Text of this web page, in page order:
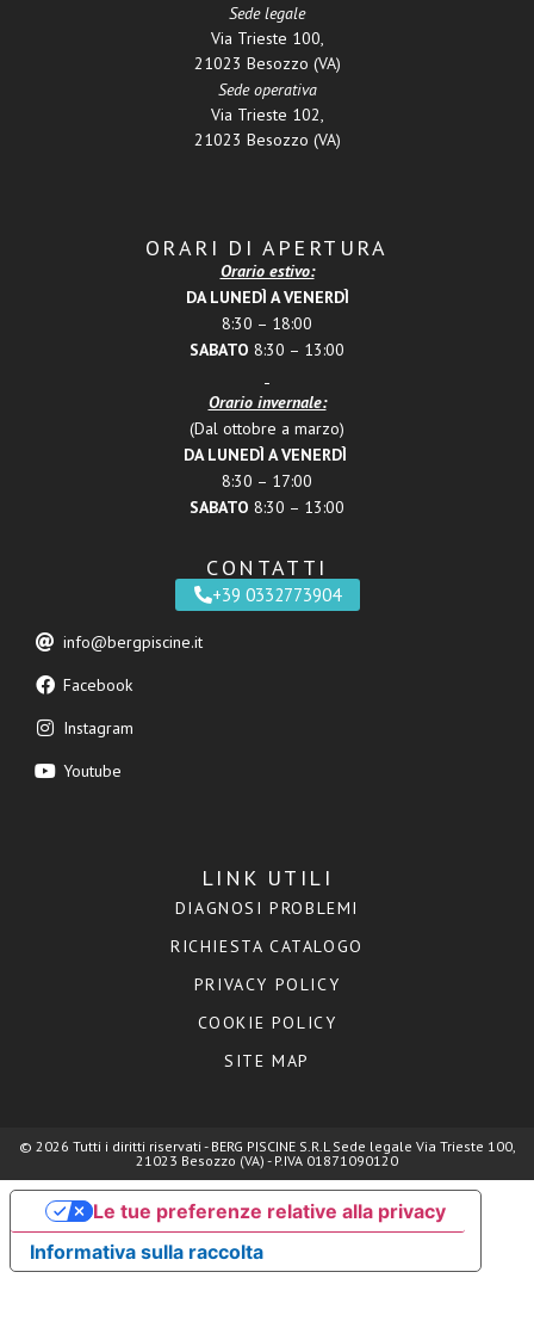
Sede legale
Via Trieste 100,
21023 Besozzo (VA)
Sede operativa
Via Trieste 102,
21023 Besozzo (VA)
ORARI DI APERTURA
Orario estivo:
DA LUNEDÌ A VENERDÌ
8:30 – 18:00
SABATO 8:30 – 13:00
Orario invernale:
(Dal ottobre a marzo)
DA LUNEDÌ A VENERDÌ
8:30 – 17:00
SABATO 8:30 – 13:00
CONTATTI
+39 0332773904
info@bergpiscine.it
Facebook
Instagram
Youtube
LINK UTILI
DIAGNOSI PROBLEMI
RICHIESTA CATALOGO
PRIVACY POLICY
COOKIE POLICY
SITE MAP
© 2026 Tutti i diritti riservati - BERG PISCINE S.R.L Sede legale Via Trieste 100,
21023 Besozzo (VA) - P.IVA 01871090120
Informativa sulla raccolta
Le tue preferenze relative alla privacy